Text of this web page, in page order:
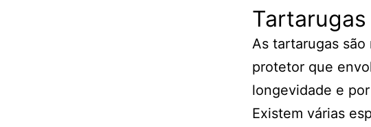
Tartarugas
As tartarugas
protetor que
longevidade e
Existem várias